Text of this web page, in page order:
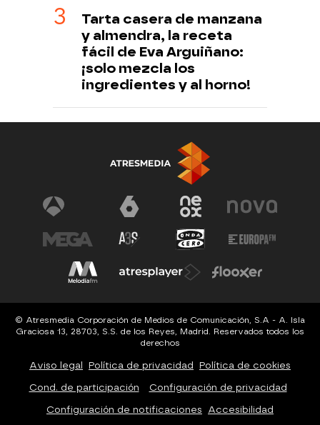
Tarta casera de manzana
y almendra, la receta
fácil de Eva Arguiñano:
¡solo mezcla los
ingredientes y al horno!
© Atresmedia Corporación de Medios de Comunicación, S.A - A. Isla
Graciosa 13, 28703, S.S. de los Reyes, Madrid. Reservados todos los
derechos
Aviso legal Política de privacidad Política de cookies
Cond. de participación Configuración de privacidad
Configuración de notificaciones Accesibilidad